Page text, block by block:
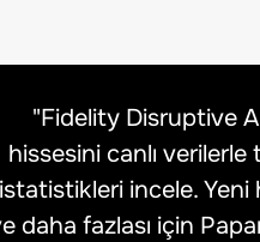
"Fidelity Disruptive
hissesini canlı verilerle
istatistikleri incele.
daha fazlası için